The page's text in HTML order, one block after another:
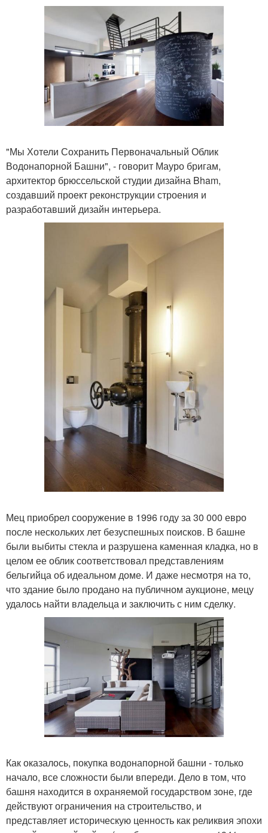
"Мы Хотели Сохранить Первоначальный Облик
Водонапорной Башни", - говорит Мауро бригам,
архитектор брюссельской студии дизайна Bham,
создавший проект реконструкции строения и
разработавший дизайн интерьера.
Мец приобрел сооружение в 1996 году за 30 000 евро
после нескольких лет безуспешных поисков. В башне
были выбиты стекла и разрушена каменная кладка, но в
целом ее облик соответствовал представлениям
бельгийца об идеальном доме. И даже несмотря на то,
что здание было продано на публичном аукционе, мецу
удалось найти владельца и заключить с ним сделку.
Как оказалось, покупка водонапорной башни - только
начало, все сложности были впереди. Дело в том, что
башня находится в охраняемой государством зоне, где
действуют ограничения на строительство, и
представляет историческую ценность как реликвия эпохи